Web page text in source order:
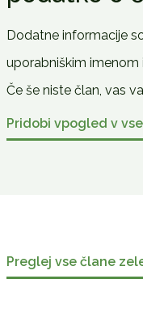
Dodatne informacije
uporabniškim imenom
Če še niste član, vas
Pridobi vpogled v
Preglej vse člane